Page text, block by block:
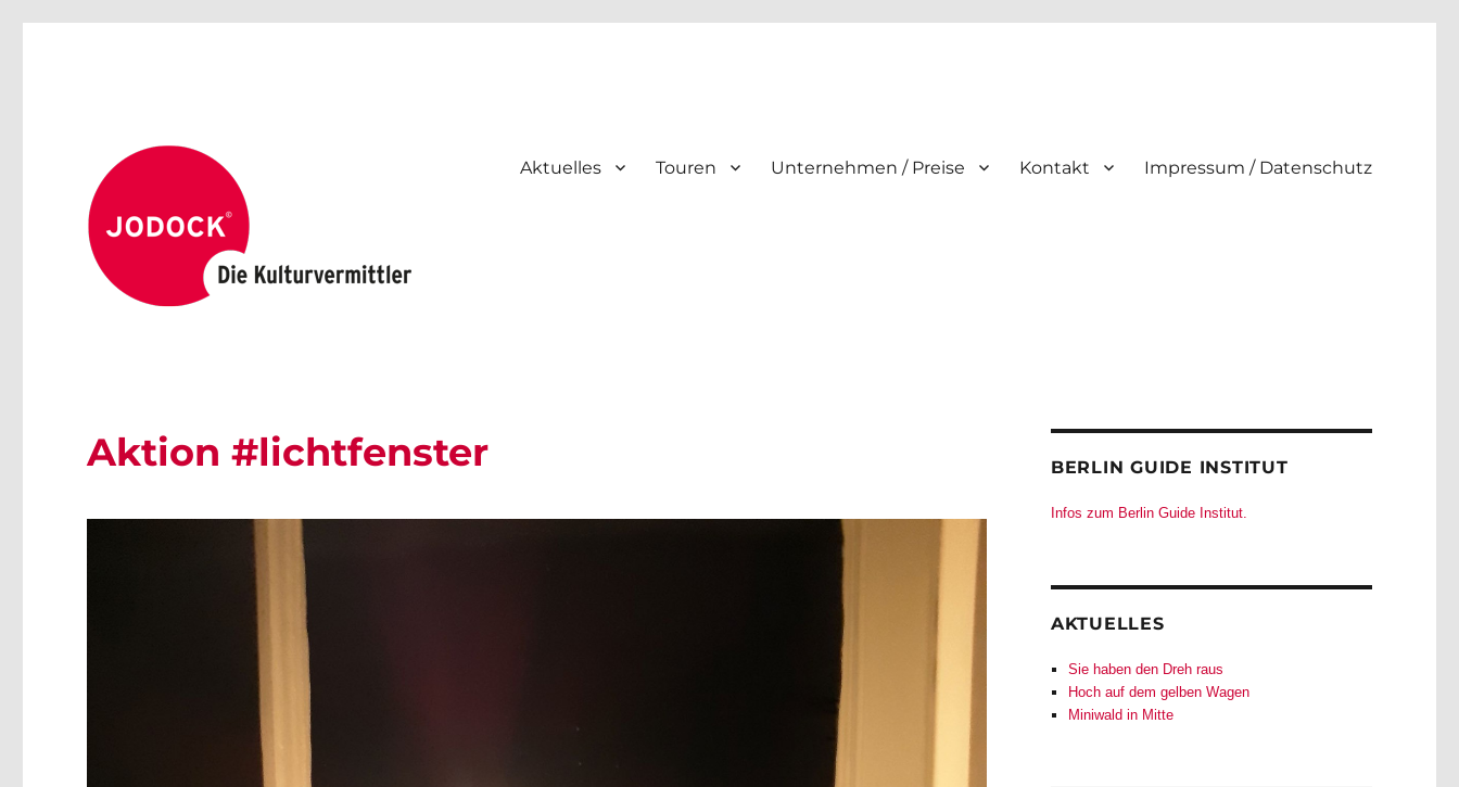
Aktuelles Touren Unternehmen / Preise Kontakt Impressum / Datenschutz
Aktion #lichtfenster BERLIN GUIDE INSTITUT
Infos zum Berlin Guide Institut.
AKTUELLES
Sie haben den Dreh raus
Hoch auf dem gelben Wagen
Miniwald in Mitte